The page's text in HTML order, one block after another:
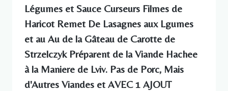
Légumes et Sauce Curseurs Filmes de
Haricot Remet De Lasagnes aux Lgumes
et au Au de la Gâteau de Carotte de
Strzelczyk Préparent de la Viande Hachee
à la Maniere de Lviv. Pas de Porc, Mais
d'Autres Viandes et AVEC 1 AJOUT